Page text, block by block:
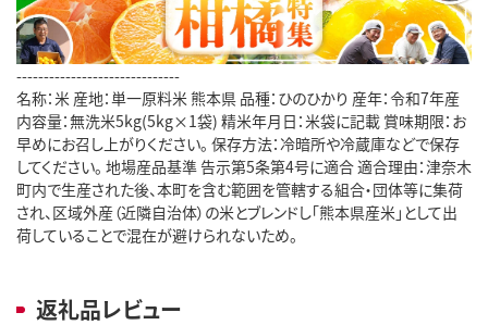
------------------------------
名称：米 産地：単一原料米 熊本県 品種：ひのひかり 産年：令和7年産
内容量：無洗米5kg(5kg×1袋) 精米年月日：米袋に記載 賞味期限：お
早めにお召し上がりください。 保存方法：冷暗所や冷蔵庫などで保存
してください。 地場産品基準 告示第5条第4号に適合 適合理由：津奈木
町内で生産された後、本町を含む範囲を管轄する組合・団体等に集荷
され、区域外産（近隣自治体）の米とブレンドし「熊本県産米」として出
荷していることで混在が避けられないため。
返礼品レビュー